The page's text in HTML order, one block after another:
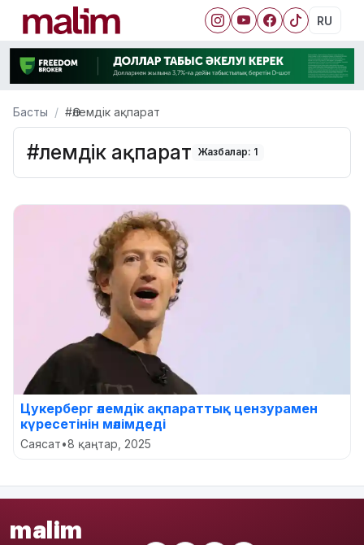
RU
Басты #Әлемдік ақпарат
#Әлемдік ақпарат Жазбалар: 1
Цукерберг әлемдік ақпараттық цензурамен
күресетінін мәлімдеді
Саясат•8 қаңтар, 2025
malim